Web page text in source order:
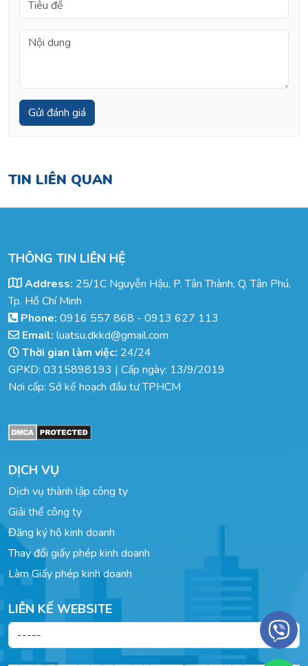
TIN LIÊN QUAN
THÔNG TIN LIÊN HỆ
Address: 25/1C Nguyễn Hậu, P. Tân Thành, Q. Tân Phú,
Tp. Hồ Chí Minh
Phone: 0916 557 868 - 0913 627 113
Email: luatsu.dkkd@gmail.com
Thời gian làm việc: 24/24
GPKD: 0315898193 | Cấp ngày: 13/9/2019
Nơi cấp: Sở kế hoạch đầu tư TPHCM
DỊCH VỤ
Dịch vụ thành lập công ty
Giải thể công ty
Đăng ký hộ kinh doanh
Thay đổi giấy phép kinh doanh
Làm Giấy phép kinh doanh
LIÊN KẾ WEBSITE